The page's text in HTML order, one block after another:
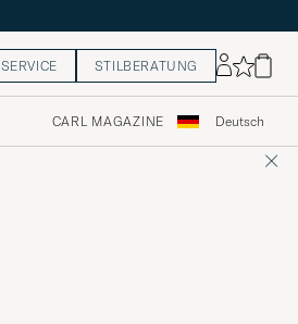
SERVICE STILBERATUNG
CARL MAGAZINE Deutsch